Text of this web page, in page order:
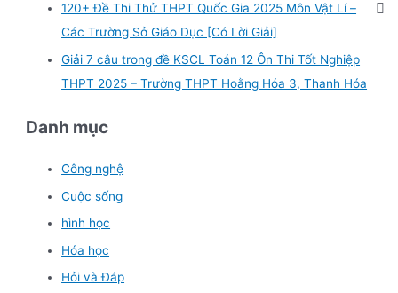
120+ Đề Thi Thử THPT Quốc Gia 2025 Môn Vật Lí –
Các Trường Sở Giáo Dục [Có Lời Giải]
Giải 7 câu trong đề KSCL Toán 12 Ôn Thi Tốt Nghiệp
THPT 2025 – Trường THPT Hoằng Hóa 3, Thanh Hóa
Danh mục
Công nghệ
Cuộc sống
hình học
Hóa học
Hỏi và Đáp